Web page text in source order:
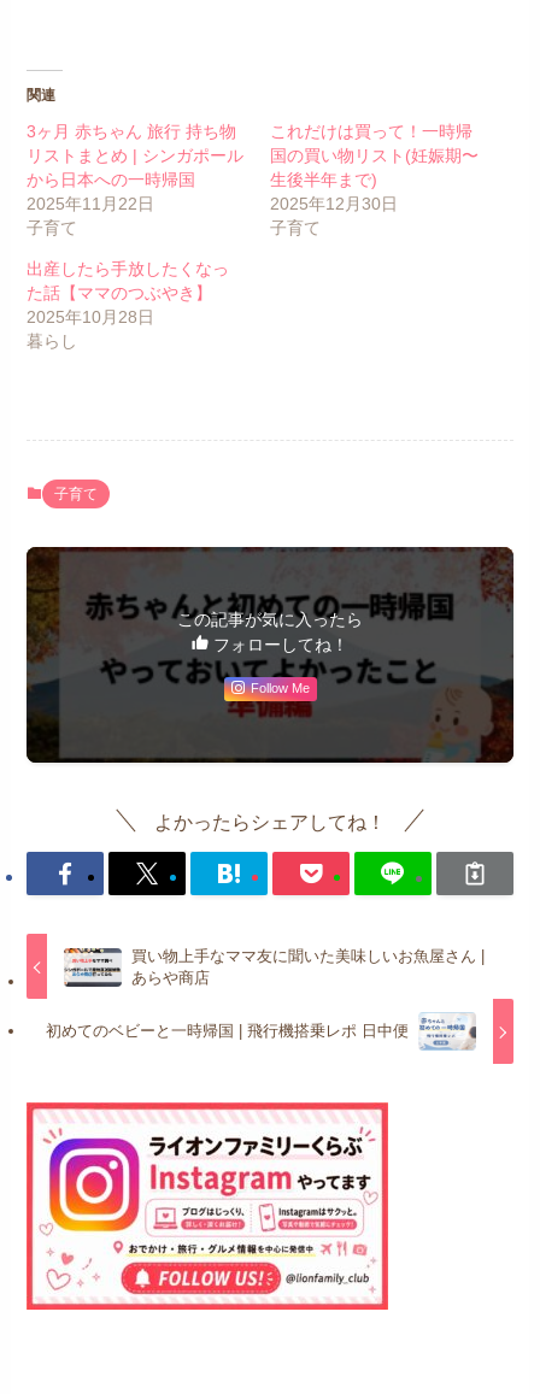
関連
3ヶ月 赤ちゃん 旅行 持ち物
リストまとめ | シンガポール
から日本への一時帰国
2025年11月22日
子育て
これだけは買って！一時帰
国の買い物リスト(妊娠期〜
生後半年まで)
2025年12月30日
子育て
出産したら手放したくなっ
た話【ママのつぶやき】
2025年10月28日
暮らし
子育て
この記事が気に入ったら
フォローしてね！
Follow Me
よかったらシェアしてね！
買い物上手なママ友に聞いた美味しいお魚屋さん |
あらや商店
初めてのベビーと一時帰国 | 飛行機搭乗レポ 日中便